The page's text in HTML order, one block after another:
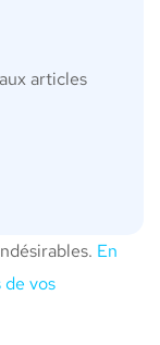
articles
En
de vos